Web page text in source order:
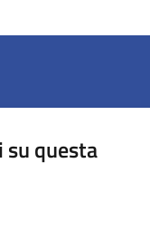
questa